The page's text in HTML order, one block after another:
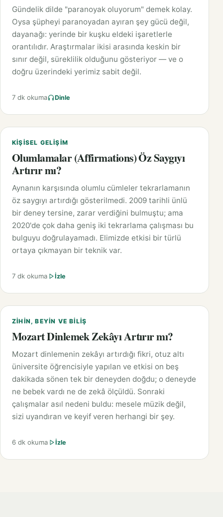
Gündelik dilde "paranoyak oluyorum" demek kolay.
Oysa şüpheyi paranoyadan ayıran şey gücü değil,
dayanağı: yerinde bir kuşku eldeki işaretlerle
orantılıdır. Araştırmalar ikisi arasında keskin bir
sınır değil, süreklilik olduğunu gösteriyor — ve o
doğru üzerindeki yerimiz sabit değil.
7 dk okuma Dinle
KIŞISEL GELIŞIM
Olumlamalar (Affirmations) Öz Saygıyı
Artırır mı?
Aynanın karşısında olumlu cümleler tekrarlamanın
öz saygıyı artırdığı gösterilmedi. 2009 tarihli ünlü
bir deney tersine, zarar verdiğini bulmuştu; ama
2020'de çok daha geniş iki tekrarlama çalışması bu
bulguyu doğrulayamadı. Elimizde etkisi bir türlü
ortaya çıkmayan bir teknik var.
7 dk okuma İzle
ZIHIN, BEYIN VE BILIŞ
Mozart Dinlemek Zekâyı Artırır mı?
Mozart dinlemenin zekâyı artırdığı fikri, otuz altı
üniversite öğrencisiyle yapılan ve etkisi on beş
dakikada sönen tek bir deneyden doğdu; o deneyde
ne bebek vardı ne de zekâ ölçüldü. Sonraki
çalışmalar asıl nedeni buldu: mesele müzik değil,
sizi uyandıran ve keyif veren herhangi bir şey.
6 dk okuma İzle